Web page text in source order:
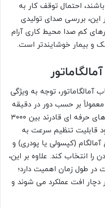
احتمال توقف کار به
این، بررسی صدای تولیدی
کم صدا محیط کاری آرام
و بیمار خوشایندتر است.
توجه به ویژگی
بر حسب دور در دقیقه
(RPM) اندازه گیری می شود و مدل های حرفه ای قادرند بین ۳۰۰۰
وجود قابلیت تنظیم سرعت به
(کپسولی یا پودری) و
را انتخاب کند. علاوه بر این،
در طول زمان اهمیت دارد؛
دچار افت عملکرد می شوند و